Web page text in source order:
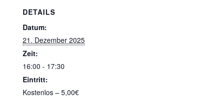
DETAILS
Datum:
21. Dezember 2025
Zeit:
16:00 - 17:30
Eintritt:
Kostenlos – 5,00€